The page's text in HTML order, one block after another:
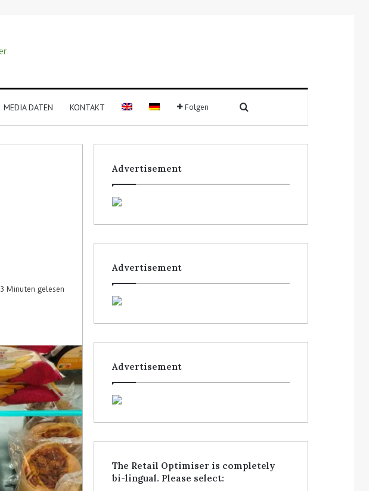
MEDIA DATEN KONTAKT Folgen
3 Minuten gelesen
Advertisement
Advertisement
Advertisement
The Retail Optimiser is completely
bi-lingual. Please select: